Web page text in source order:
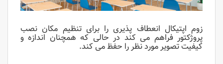
زوم اپتیکال انعطاف پذیری را برای تنظیم مکان نصب
پروژکتور فراهم می کند در حالی که همچنان اندازه و
کیفیت تصویر مورد نظر را حفظ می کند.